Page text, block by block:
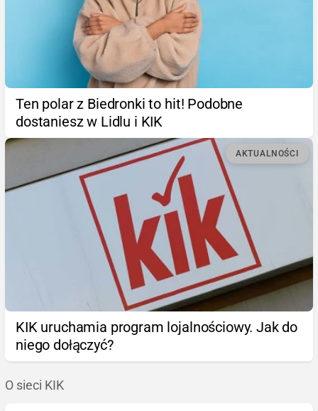
Ten polar z Biedronki to hit! Podobne
dostaniesz w Lidlu i KIK
AKTUALNOŚCI
KIK uruchamia program lojalnościowy. Jak do
niego dołączyć?
O sieci KIK